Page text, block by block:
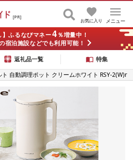
[PR]
メニュー
お気に入り
】ふるなびマネー4％増量中！
宿泊施設などでも利用可能！
返礼品一覧
特集
ト 自動調理ポット クリームホワイト RSY-2(W)r
[自動 調理 ポット 豆乳 おから ポタージュ スー
キッチン 家電][223009]